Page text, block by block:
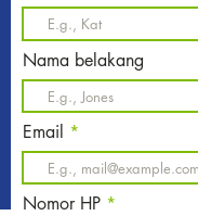
Nama belakang
Email
Nomor HP